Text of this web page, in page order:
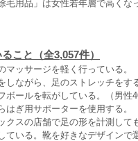
毛用品」は女性若年層で高くな
こと（全3,057件）
マッサージを軽く行っている。
しながら、足のストレッチをす
ボールを転がしている。（男性
はぎ用サポーターを使用する。
クスの店舗で足の形を計測し
ている。靴を好きなデザイン